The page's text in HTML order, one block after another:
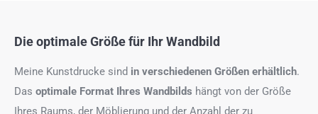
Die optimale Größe für Ihr Wandbild
Meine Kunstdrucke sind in verschiedenen Größen erhältlich.
Das optimale Format Ihres Wandbilds hängt von der Größe
Ihres Raums, der Möblierung und der Anzahl der zu